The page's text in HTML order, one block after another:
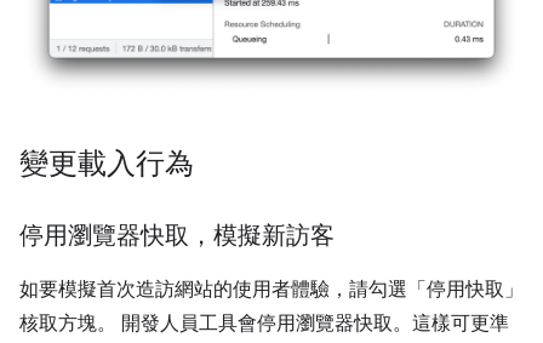
變更載入行為
停用瀏覽器快取，模擬新訪客
如要模擬首次造訪網站的使用者體驗，請勾選「停用快取」
核取方塊。 開發人員工具會停用瀏覽器快取。這樣可更準